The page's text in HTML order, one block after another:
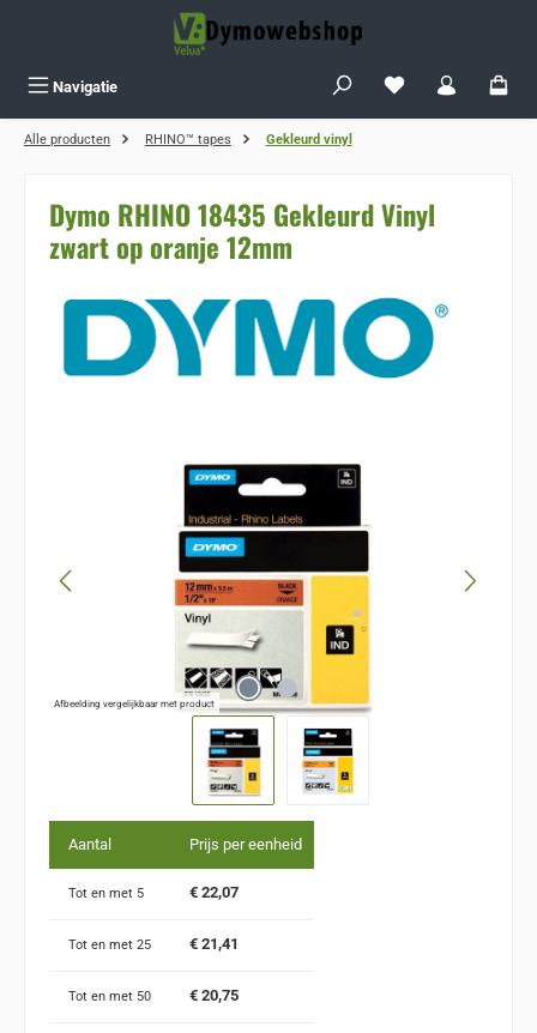
Navigatie Je hebt 0 items op
Alle producten RHINO™ tapes Gekleurd vinyl
Dymo RHINO 18435 Gekleurd Vinyl
zwart op oranje 12mm
Afbeelding vergelijkbaar met product
Aantal Prijs per eenheid
Tot en met 5 € 22,07
Tot en met 25 € 21,41
Tot en met 50 € 20,75